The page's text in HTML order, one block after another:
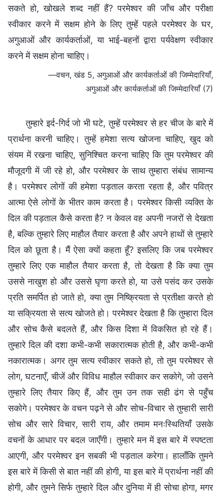
सकते हो, खोखले शब्द नहीं हैं? परमेश्वर की जाँच और परीक्षा
स्वीकार करने में सक्षम होने के लिए तुम्हें पहले परमेश्वर के घर,
अगुआओं और कार्यकर्ताओं, या भाई-बहनों द्वारा पर्यवेक्षण स्वीकार
करने में सक्षम होना चाहिए।
—वचन, खंड 5, अगुआओं और कार्यकर्ताओं की जिम्मेदारियाँ,
अगुआओं और कार्यकर्ताओं की जिम्मेदारियाँ (7)
तुम्हारे इर्द-गिर्द जो भी घटे, तुम्हें परमेश्वर से हर चीज के बारे में
प्रार्थना करनी चाहिए। तुम्हें हमेशा सत्य खोजना चाहिए, खुद को
संयम में रखना चाहिए, सुनिश्चित करना चाहिए कि तुम परमेश्वर की
मौजूदगी में जी रहे हो, और परमेश्वर के साथ तुम्हारा संबंध सामान्य
है। परमेश्वर लोगों की हमेशा पड़ताल करता रहता है, और पवित्र
आत्मा ऐसे लोगों के भीतर काम करता है। परमेश्वर किसी व्यक्ति के
दिल की पड़ताल कैसे करता है? न केवल वह अपनी नजरों से देखता
है, बल्कि तुम्हारे लिए माहौल तैयार करता है और अपने हाथों से तुम्हारे
दिल को छूता है। मैं ऐसा क्यों कहता हूँ? इसलिए कि जब परमेश्वर
तुम्हारे लिए एक माहौल तैयार करता है, तो देखता है कि क्या तुम
उससे नाखुश हो और उससे घृणा करते हो, या उसे पसंद कर उसके
प्रति समर्पित हो जाते हो, क्या तुम निष्क्रियता से प्रतीक्षा करते हो
या सक्रियता से सत्य खोजते हो। परमेश्वर देखता है कि तुम्हारा दिल
और सोच कैसे बदलते हैं, और किस दिशा में विकसित हो रहे हैं।
तुम्हारे दिल की दशा कभी-कभी सकारात्मक होती है, और कभी-कभी
नकारात्मक। अगर तुम सत्य स्वीकार सकते हो, तो तुम परमेश्वर से
लोग, घटनाएँ, चीजें और विविध माहौल स्वीकार कर सकोगे, जो उसने
तुम्हारे लिए तैयार किए हैं, और तुम उन तक सही ढंग से पहुँच
सकोगे। परमेश्वर के वचन पढ़ने से और सोच-विचार से तुम्हारी सारी
सोच और सारे विचार, सारी राय, और तमाम मनःस्थितियाँ उसके
वचनों के आधार पर बदल जाएँगी। तुम्हारे मन में इस बारे में स्पष्टता
आएगी, और परमेश्वर इन सबकी भी पड़ताल करेगा। हालाँकि तुमने
इस बारे में किसी से बात नहीं की होगी, या इस बारे में प्रार्थना नहीं की
होगी, और तुमने सिर्फ तुम्हारे दिल और दुनिया में ही सोचा होगा, मगर